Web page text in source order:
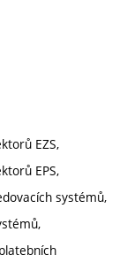
EZS,
EPS,
systémů,